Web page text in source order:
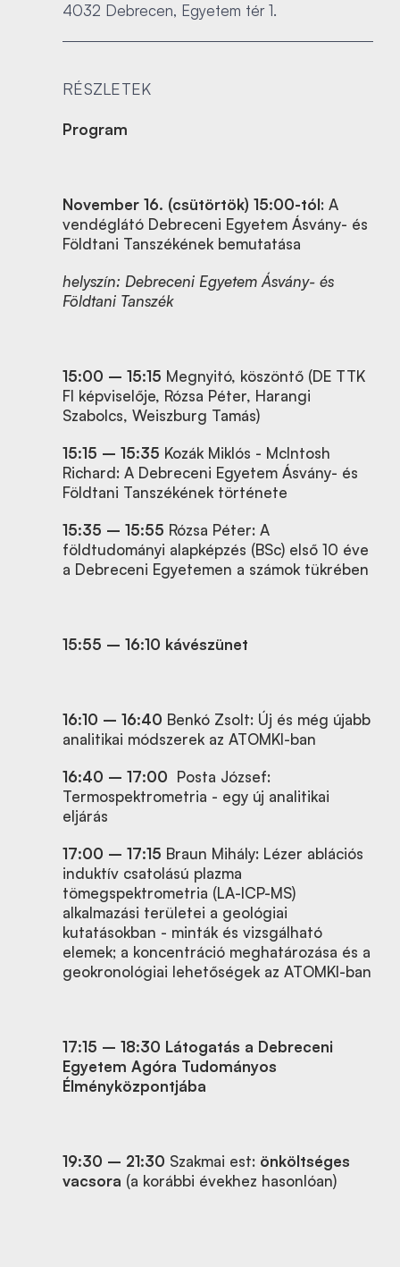
4032 Debrecen, Egyetem tér 1.
RÉSZLETEK
Program
November 16. (csütörtök) 15:00-tól: A
vendéglátó Debreceni Egyetem Ásvány- és
Földtani Tanszékének bemutatása
helyszín: Debreceni Egyetem Ásvány- és
Földtani Tanszék
15:00 – 15:15 Megnyitó, köszöntő (DE TTK
FI képviselője, Rózsa Péter, Harangi
Szabolcs, Weiszburg Tamás)
15:15 – 15:35 Kozák Miklós - McIntosh
Richard: A Debreceni Egyetem Ásvány- és
Földtani Tanszékének története
15:35 – 15:55 Rózsa Péter: A
földtudományi alapképzés (BSc) első 10 éve
a Debreceni Egyetemen a számok tükrében
15:55 – 16:10 kávészünet
16:10 – 16:40 Benkó Zsolt: Új és még újabb
analitikai módszerek az ATOMKI-ban
16:40 – 17:00 Posta József:
Termospektrometria - egy új analitikai
eljárás
17:00 – 17:15 Braun Mihály: Lézer ablációs
induktív csatolású plazma
tömegspektrometria (LA-ICP-MS)
alkalmazási területei a geológiai
kutatásokban - minták és vizsgálható
elemek; a koncentráció meghatározása és a
geokronológiai lehetőségek az ATOMKI-ban
17:15 – 18:30 Látogatás a Debreceni
Egyetem Agóra Tudományos
Élményközpontjába
19:30 – 21:30 Szakmai est: önköltséges
vacsora (a korábbi évekhez hasonlóan)